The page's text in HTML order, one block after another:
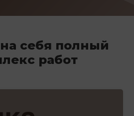
себя полный
работ